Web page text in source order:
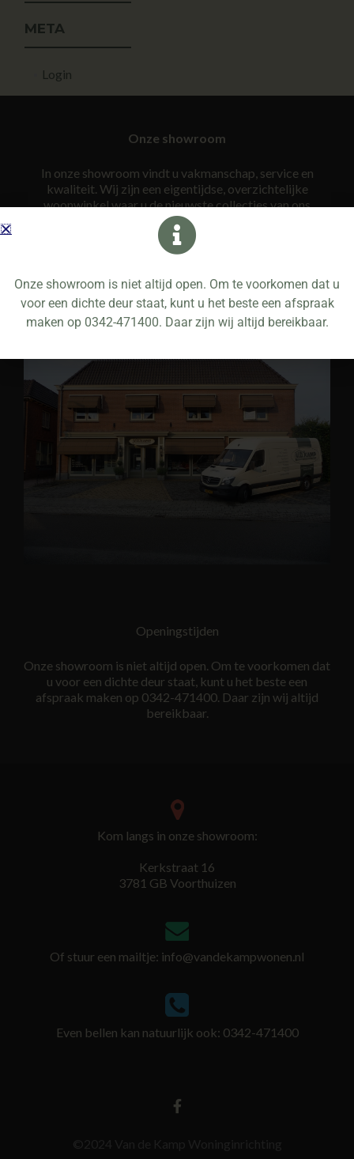
META
Login
Onze showroom
In onze showroom vindt u vakmanschap, service en
kwaliteit. Wij zijn een eigentijdse, overzichtelijke
woonwinkel waar u de nieuwste collecties van ons
assortiment vindt. We hebben de koffie altijd klaar
staan. Onze mensen zijn goed opgeleid, bezitten
gedegen vakkennis en zijn ook nog eens op de hoogte
uiteindelijk tot een gedegen advies te komen.
Openingstijden
Onze showroom is niet altijd open. Om te voorkomen dat
u voor een dichte deur staat, kunt u het beste een
afspraak maken op 0342-471400. Daar zijn wij altijd
bereikbaar.
Kom langs in onze showroom:
Kerkstraat 16
3781 GB Voorthuizen
Of stuur een mailtje: info@vandekampwonen.nl
Even bellen kan natuurlijk ook: 0342-471400
Onze showroom is niet altijd open. Om te voorkomen dat u
voor een dichte deur staat, kunt u het beste een afspraak
maken op 0342-471400. Daar zijn wij altijd bereikbaar.